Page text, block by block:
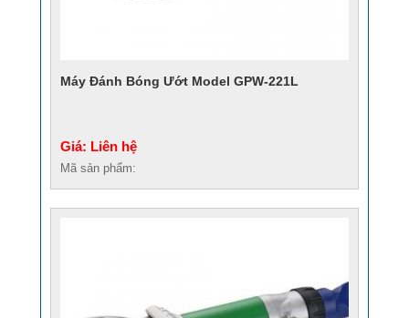
Máy Đánh Bóng Ướt Model GPW-221L
Giá: Liên hệ
Mã sản phẩm: